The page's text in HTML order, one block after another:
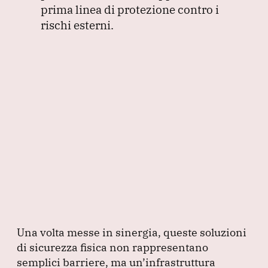
prima linea di protezione contro i
rischi esterni.
Una volta messe in sinergia, queste soluzioni
di sicurezza fisica non rappresentano
semplici barriere, ma un’infrastruttura